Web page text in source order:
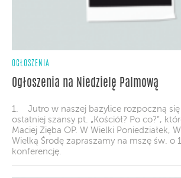
OGŁOSZENIA
Ogłoszenia na Niedzielę Palmową
1. Jutro w naszej bazylice rozpoczną się
ostatniej szansy pt. „Kościół? Po co?”,
Maciej Zięba OP. W Wielki Poniedziałek,
Wielką Środę zapraszamy na mszę św. o
konferencję.